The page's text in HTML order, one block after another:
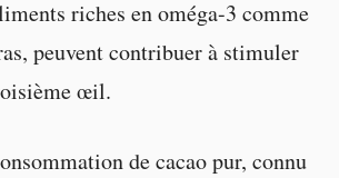
riches en oméga-3 comme
peuvent contribuer à stimuler
œil.
de cacao pur, connu